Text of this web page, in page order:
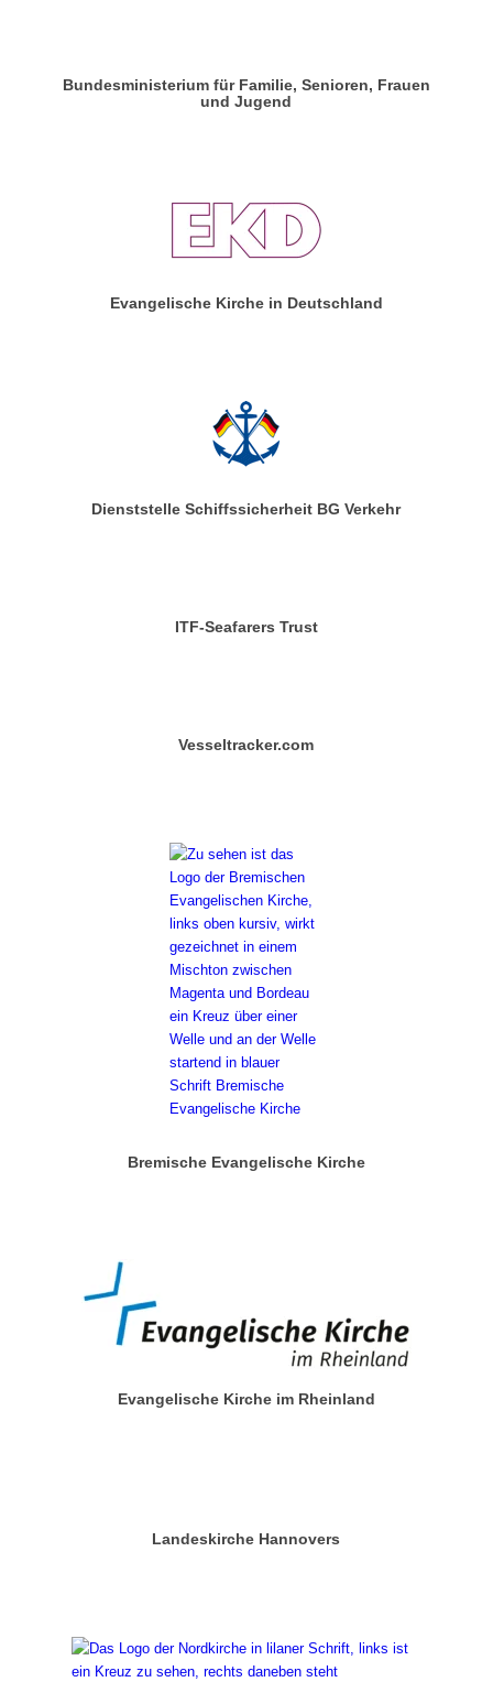
Bundesministerium für Familie, Senioren, Frauen
und Jugend
Evangelische Kirche in Deutschland
Dienststelle Schiffssicherheit BG Verkehr
ITF-Seafarers Trust
Vesseltracker.com
Bremische Evangelische Kirche
Evangelische Kirche im Rheinland
Landeskirche Hannovers